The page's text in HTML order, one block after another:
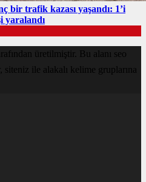
bir trafik kazası yaşandı: 1’i
yaralandı
üretilmiştir. Bu alanı seo
siteniz ile alakalı kelime gruplarına